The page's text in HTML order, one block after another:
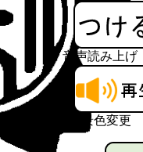
音声読み上げ
背景色変更